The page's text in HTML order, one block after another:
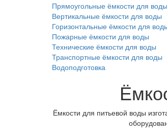
Прямоугольные ёмкости для воды
Вертикальные ёмкости для воды
Горизонтальные ёмкости для
Пожарные ёмкости для воды
Технические ёмкости для воды
Транспортные ёмкости для воды
Водоподготовка
Ёмкости для питьевой воды